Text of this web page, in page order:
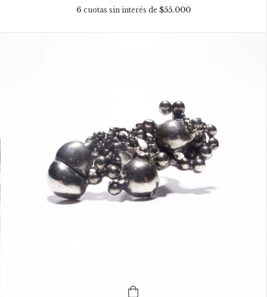
6 cuotas sin interés de $55.000